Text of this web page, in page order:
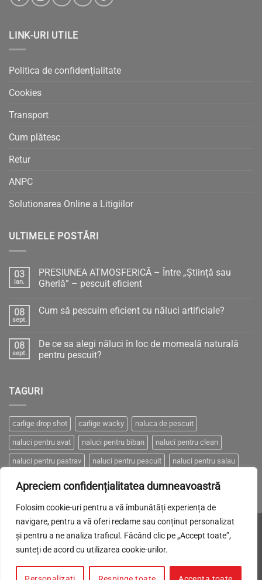
Apreciem confidențialitatea dumneavoastră
Folosim cookie-uri pentru a vă îmbunătăți experiența de
navigare, pentru a vă oferi reclame sau conținut personalizat
și pentru a ne analiza traficul. Făcând clic pe „Accept toate”,
sunteți de acord cu utilizarea cookie-urilor.
LINK-URI UTILE
Politica de confidențialitate
Cookies
Transport
Cum plătesc
Retur
ANPC
Solutionarea Online a Litigiilor
ULTIMELE POSTĂRI
03
ian.
PRESIUNEA ATMOSFERICĂ – Între „Știință sau
Gherlă” – pescuit eficient
la
Între
„Știință
sau
eficient
08
sept.
Cum să pescuim eficient cu năluci artificiale?
Cum
să
pescuim
artificiale?
08
sept.
De ce sa alegi năluci în loc de momeală naturală
pentru pescuit?
De
ce
năluci
în
loc
de
momeală
naturală
pentru
TAGURI
carlige drop shot carlige wacky naluca de pescuit
naluci pentru avat naluci pentru biban naluci pentru clean
naluci pentru pastrav naluci pentru pescuit naluci pentru salau
naluci pentru somn naluci pentru stiuca
Made with LOVE byBrand-it. Visa MasterCardCash
POLITICA DE CONFIDENȚIALITATE COOKIES